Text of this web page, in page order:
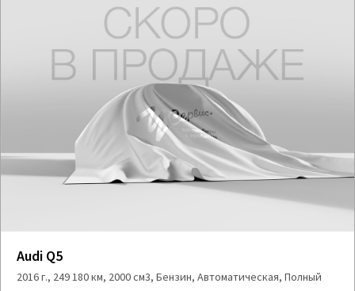
Audi Q5
2016 г., 249 180 км, 2000 см3, Бензин, Автоматическая, Полный